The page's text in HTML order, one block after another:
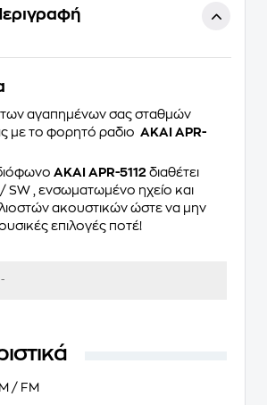
των αγαπημένων σας σταθμών
με το φορητό ραδιο AKAI APR-
AKAI APR-5112 διαθέτει
SW , ενσωματωμένο ηχείο και
ακουστικών ώστε να μην
επιλογές ποτέ!
-
/ FM